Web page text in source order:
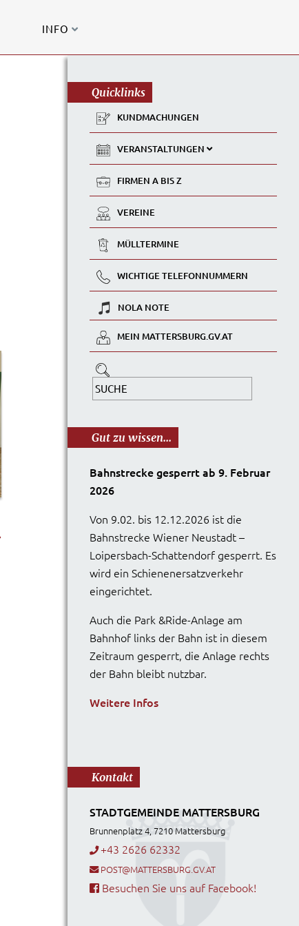
INFO
Quicklinks
KUNDMACHUNGEN
VERANSTALTUNGEN
FIRMEN A BIS Z
VEREINE
MÜLLTERMINE
WICHTIGE TELEFONNUMMERN
NOLA NOTE
MEIN MATTERSBURG.GV.AT
Gut zu wissen...
Bahnstrecke gesperrt ab 9. Februar
2026
Von 9.02. bis 12.12.2026 ist die
Bahnstrecke Wiener Neustadt –
Loipersbach-Schattendorf gesperrt. Es
wird ein Schienenersatzverkehr
eingerichtet.
Auch die Park &Ride-Anlage am
Bahnhof links der Bahn ist in diesem
Zeitraum gesperrt, die Anlage rechts
der Bahn bleibt nutzbar.
Weitere Infos
Kontakt
STADTGEMEINDE MATTERSBURG
Brunnenplatz 4, 7210 Mattersburg
+43 2626 62332
POST@MATTERSBURG.GV.AT
Besuchen Sie uns auf Facebook!